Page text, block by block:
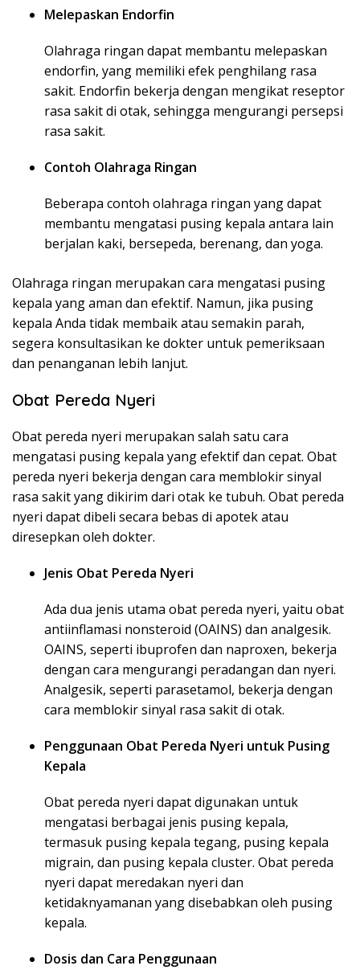
Melepaskan Endorfin
Olahraga ringan dapat membantu melepaskan
endorfin, yang memiliki efek penghilang rasa
sakit. Endorfin bekerja dengan mengikat reseptor
rasa sakit di otak, sehingga mengurangi persepsi
rasa sakit.
Contoh Olahraga Ringan
Beberapa contoh olahraga ringan yang dapat
membantu mengatasi pusing kepala antara lain
berjalan kaki, bersepeda, berenang, dan yoga.
Olahraga ringan merupakan cara mengatasi pusing
kepala yang aman dan efektif. Namun, jika pusing
kepala Anda tidak membaik atau semakin parah,
segera konsultasikan ke dokter untuk pemeriksaan
dan penanganan lebih lanjut.
Obat Pereda Nyeri
Obat pereda nyeri merupakan salah satu cara
mengatasi pusing kepala yang efektif dan cepat. Obat
pereda nyeri bekerja dengan cara memblokir sinyal
rasa sakit yang dikirim dari otak ke tubuh. Obat pereda
nyeri dapat dibeli secara bebas di apotek atau
diresepkan oleh dokter.
Jenis Obat Pereda Nyeri
Ada dua jenis utama obat pereda nyeri, yaitu obat
antiinflamasi nonsteroid (OAINS) dan analgesik.
OAINS, seperti ibuprofen dan naproxen, bekerja
dengan cara mengurangi peradangan dan nyeri.
Analgesik, seperti parasetamol, bekerja dengan
cara memblokir sinyal rasa sakit di otak.
Penggunaan Obat Pereda Nyeri untuk Pusing
Kepala
Obat pereda nyeri dapat digunakan untuk
mengatasi berbagai jenis pusing kepala,
termasuk pusing kepala tegang, pusing kepala
migrain, dan pusing kepala cluster. Obat pereda
nyeri dapat meredakan nyeri dan
ketidaknyamanan yang disebabkan oleh pusing
kepala.
Dosis dan Cara Penggunaan